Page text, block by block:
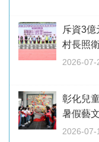
斥資3
村長照
2026-07-
彰化兒
暑假藝
2026-07-